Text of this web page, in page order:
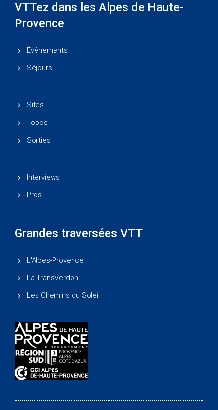
VTTez dans les Alpes de Haute-
Provence
Événements
Séjours
Sites
Topos
Sorties
Interviews
Pros
Grandes traversées VTT
L'Alpes-Provence
La TransVerdon
Les Chemins du Soleil